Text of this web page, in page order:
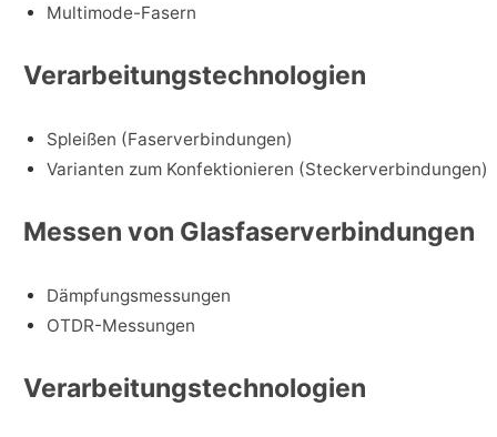
Multimode-Fasern
Verarbeitungstechnologien
Spleißen (Faserverbindungen)
Varianten zum Konfektionieren (Steckerverbindungen)
Messen von Glasfaserverbindungen
Dämpfungsmessungen
OTDR-Messungen
Verarbeitungstechnologien